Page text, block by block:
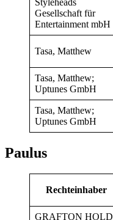
Gesellschaft für
Entertainment mbH
Tasa, Matthew
Tasa, Matthew;
Uptunes GmbH
Tasa, Matthew;
Uptunes GmbH
Paulus
Rechteinhaber
GRAFTON HOLD